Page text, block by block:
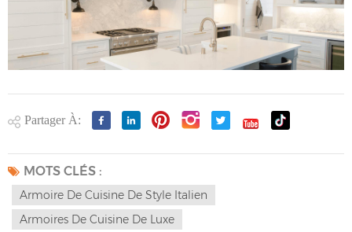
Partager À:
MOTS CLÉS :
Armoire De Cuisine De Style Italien
Armoires De Cuisine De Luxe